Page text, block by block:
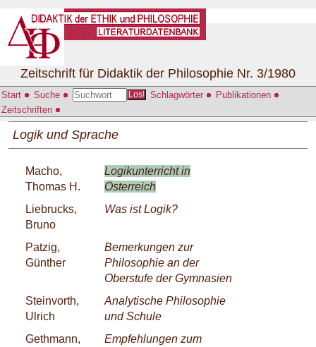
Start Suche Los! Schlagwörter
Publikationen
Zeitschriften
Zeitschrift für Didaktik der Philosophie Nr. 3/1980
Logik und Sprache
Macho,
Thomas H.
Logikunterricht in
Österreich
Liebrucks,
Bruno
Was ist Logik?
Patzig,
Günther
Bemerkungen zur
Philosophie an der
Oberstufe der Gymnasien
Steinvorth,
Ulrich
Analytische Philosophie
und Schule
Gethmann,
Empfehlungen zum